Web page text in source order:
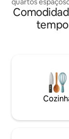
com vistas
- Sala de estar
panorâmica. -
churrasqueira e
de pedra natural
de sol. - Fontes,
espaçosos.